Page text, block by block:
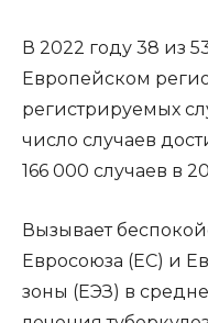
В 2022 году 38 из
Европейском
регистрируемых
число случаев
166 000 случаев в
Вызывает
Евросоюза (ЕС) и
зоны (ЕЭЗ) в